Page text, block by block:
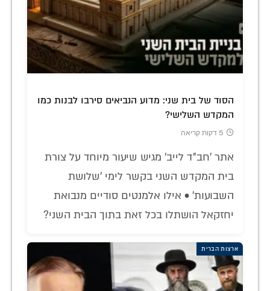
הסוד של בית שני: מדוע הנביאים סירבו לבנות כמו
המקדש השלישי?
5 דקות קריאה
אתר 'חב"ד לייב' מגיש שיעור מיוחד על צורת
בית המקדש השני בקשר לימי 'שלושת
השבועות' • אילו אלמנטים סודיים מנבואת
יחזקאל הושתלו בכל זאת בתוך הבית השני?
ארצות הברית